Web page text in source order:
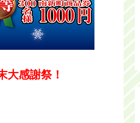
大感謝祭！